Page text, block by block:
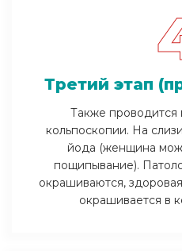
Третий этап
Также
кольпоскопии. На
йода (женщина
пощипывание).
окрашиваются,
окрашивается в